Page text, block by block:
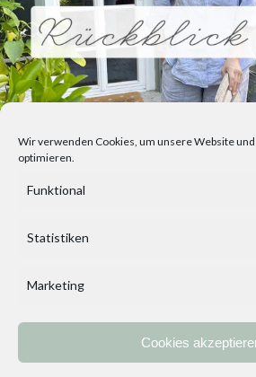
Wir verwenden Cookies, um unsere Website
optimieren.
Funktional
Statistiken
Marketing
Cookies